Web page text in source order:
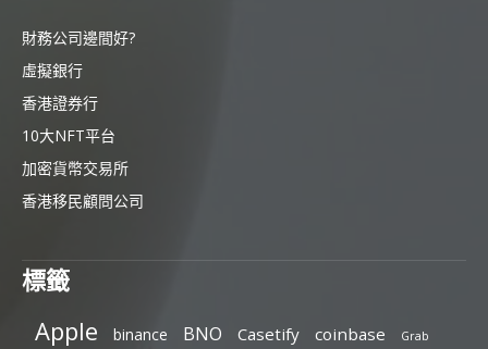
財務公司邊間好?
虛擬銀行
香港證券行
10大NFT平台
加密貨幣交易所
香港移民顧問公司
標籤
Apple binance BNO Casetify coinbase Grab